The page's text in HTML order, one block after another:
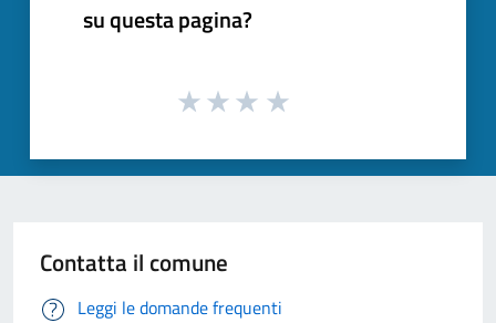
su questa pagina?
Contatta il comune
Leggi le domande frequenti